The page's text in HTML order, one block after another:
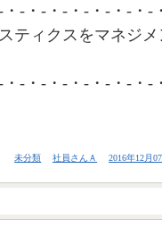
-・-・-・-・-・-・-
ティクスをマネジ
-・-・-・-・-・-・-
未分類 社員さんＡ 2016年12月